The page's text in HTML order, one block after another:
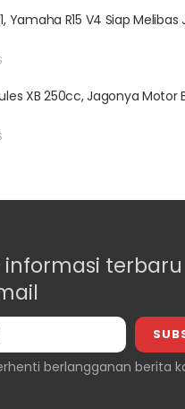
Yamaha R15 V4 Siap
XB 250cc, Jagonya Motor
terbaru
berlangganan berita